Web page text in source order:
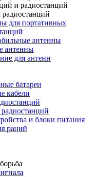
и радиостанций
для портативных
антенны
антенны
для антенн
батареи
кабели
и блоки питания
раций